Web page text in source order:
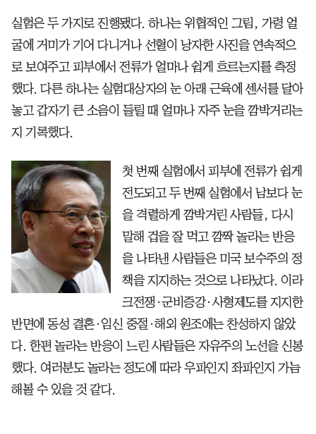
실험은 두 가지로 진행됐다. 하나는 위협적인 그림, 가령 얼
굴에 거미가 기어 다니거나 선혈이 낭자한 사진을 연속적으
로 보여주고 피부에서 전류가 얼마나 쉽게 흐르는지를 측정
했다. 다른 하나는 실험대상자의 눈 아래 근육에 센서를 달아
놓고 갑자기 큰 소음이 들릴 때 얼마나 자주 눈을 깜박거리는
지 기록했다.
첫 번째 실험에서 피부에 전류가 쉽게
전도되고 두 번째 실험에서 남보다 눈
을 격렬하게 깜박거린 사람들, 다시
말해 겁을 잘 먹고 깜짝 놀라는 반응
을 나타낸 사람들은 미국 보수주의 정
책을 지지하는 것으로 나타났다. 이라
크전쟁·군비증강·사형제도를 지지한
반면에 동성 결혼·임신 중절·해외 원조에는 찬성하지 않았
다. 한편 놀라는 반응이 느린 사람들은 자유주의 노선을 신봉
했다. 여러분도 놀라는 정도에 따라 우파인지 좌파인지 가늠
해볼 수 있을 것 같다.